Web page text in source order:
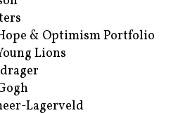
& Optimism Portfolio
Lions
Lagerveld